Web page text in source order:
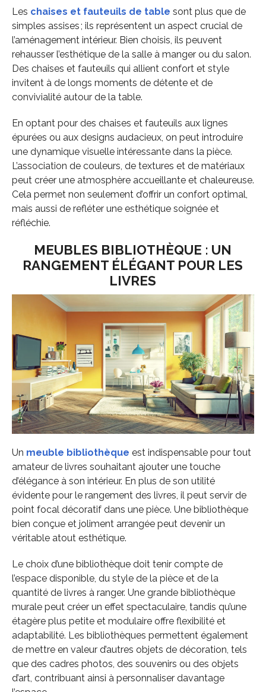
Les chaises et fauteuils de table sont plus que de
simples assises ; ils représentent un aspect crucial de
l’aménagement intérieur. Bien choisis, ils peuvent
rehausser l’esthétique de la salle à manger ou du salon.
Des chaises et fauteuils qui allient confort et style
invitent à de longs moments de détente et de
convivialité autour de la table.
En optant pour des chaises et fauteuils aux lignes
épurées ou aux designs audacieux, on peut introduire
une dynamique visuelle intéressante dans la pièce.
L’association de couleurs, de textures et de matériaux
peut créer une atmosphère accueillante et chaleureuse.
Cela permet non seulement d’offrir un confort optimal,
mais aussi de refléter une esthétique soignée et
réfléchie.
MEUBLES BIBLIOTHÈQUE : UN
RANGEMENT ÉLÉGANT POUR LES
LIVRES
Un meuble bibliothèque est indispensable pour tout
amateur de livres souhaitant ajouter une touche
d’élégance à son intérieur. En plus de son utilité
évidente pour le rangement des livres, il peut servir de
point focal décoratif dans une pièce. Une bibliothèque
bien conçue et joliment arrangée peut devenir un
véritable atout esthétique.
Le choix d’une bibliothèque doit tenir compte de
l’espace disponible, du style de la pièce et de la
quantité de livres à ranger. Une grande bibliothèque
murale peut créer un effet spectaculaire, tandis qu’une
étagère plus petite et modulaire offre flexibilité et
adaptabilité. Les bibliothèques permettent également
de mettre en valeur d’autres objets de décoration, tels
que des cadres photos, des souvenirs ou des objets
d’art, contribuant ainsi à personnaliser davantage